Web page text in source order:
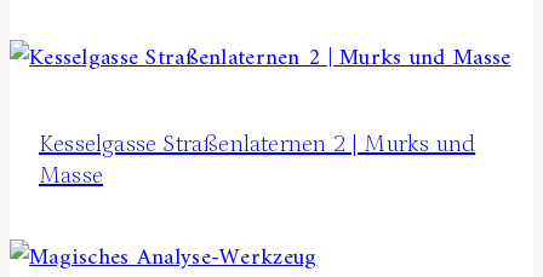
Kesselgasse Straßenlaternen 2 | Murks und
Masse